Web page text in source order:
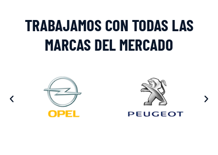
TRABAJAMOS CON TODAS LAS
MARCAS DEL MERCADO